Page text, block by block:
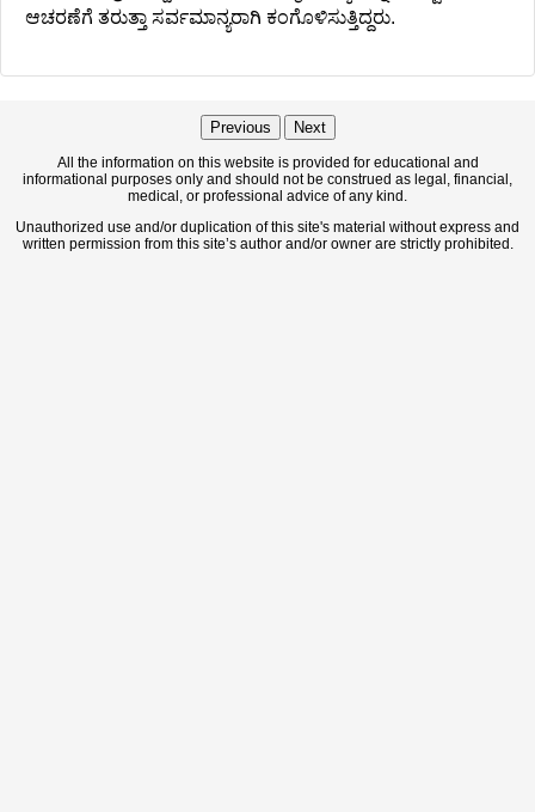
ಆಚರಣೆಗೆ ತರುತ್ತಾ ಸರ್ವಮಾನ್ಯರಾಗಿ ಕಂಗೊಳಿಸುತ್ತಿದ್ದರು.
Previous Next
All the information on this website is provided for educational and
informational purposes only and should not be construed as legal, financial,
medical, or professional advice of any kind.
Unauthorized use and/or duplication of this site's material without express and
written permission from this site’s author and/or owner are strictly prohibited.